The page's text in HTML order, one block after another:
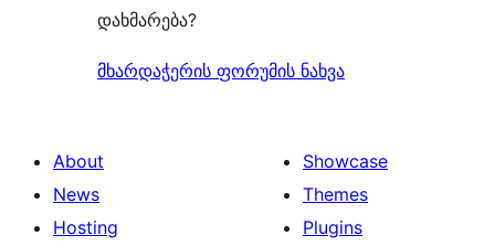
დახმარება?
მხარდაჭერის ფორუმის ნახვა
About
News
Hosting
Showcase
Themes
Plugins